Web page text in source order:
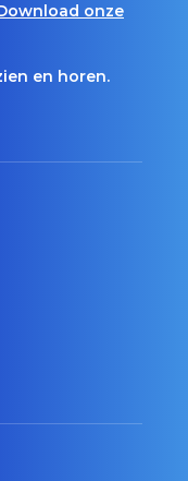
onze
en horen.